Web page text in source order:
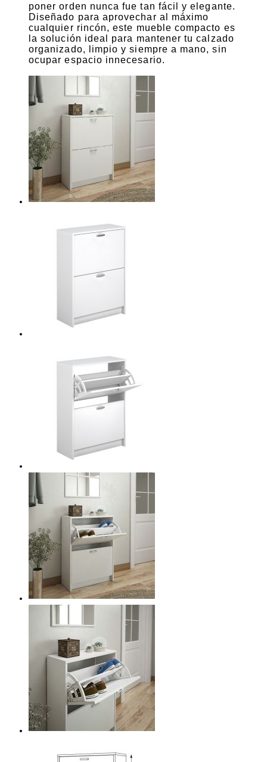
poner orden nunca fue tan fácil y elegante.
Diseñado para aprovechar al máximo
cualquier rincón, este mueble compacto es
la solución ideal para mantener tu calzado
organizado, limpio y siempre a mano, sin
ocupar espacio innecesario.